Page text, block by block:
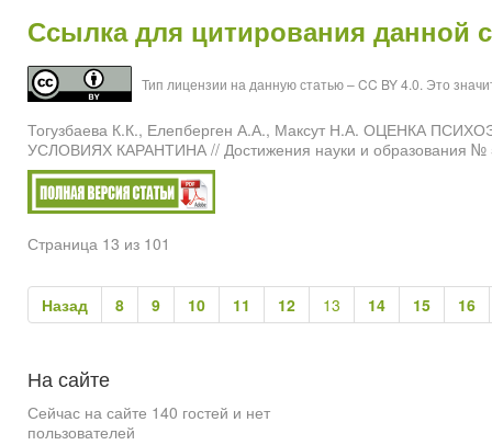
Ссылка для цитирования данной
Тип лицензии на данную статью – CC BY 4.0. Это
Тогузбаева К.К., Елепберген А.А., Максут Н.А.
УСЛОВИЯХ КАРАНТИНА // Достижения науки и образования
Страница 13 из 101
Назад 8 9 10 11 12 13 14 15 16
На сайте
Сейчас на сайте 140 гостей и нет
пользователей